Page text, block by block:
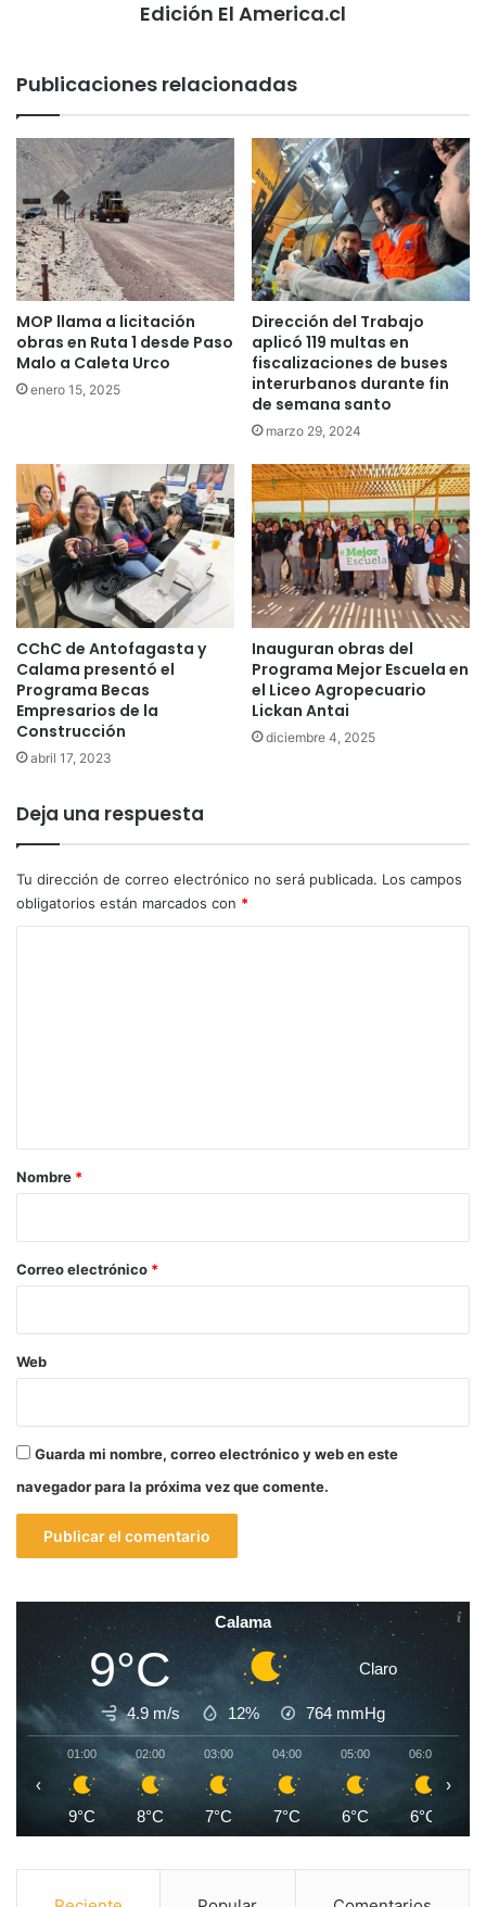
Edición El America.cl
Publicaciones relacionadas
MOP llama a licitación
obras en Ruta 1 desde Paso
Malo a Caleta Urco
enero 15, 2025
Dirección del Trabajo
aplicó 119 multas en
fiscalizaciones de buses
interurbanos durante fin
de semana santo
marzo 29, 2024
CChC de Antofagasta y
Calama presentó el
Programa Becas
Empresarios de la
Construcción
abril 17, 2023
Inauguran obras del
Programa Mejor Escuela en
el Liceo Agropecuario
Lickan Antai
diciembre 4, 2025
Deja una respuesta
Tu dirección de correo electrónico no será publicada. Los campos
obligatorios están marcados con *
r
*
Nombre *
Correo electrónico *
Web
Guarda mi nombre, correo electrónico y web en este
navegador para la próxima vez que comente.
Calama
9°C Claro
4.9 m/s 12% 764 mmHg
01:00
9°C
02:00
8°C
03:00
7°C
04:00
7°C
05:00
6°C
06:00
6°C
‹ ›